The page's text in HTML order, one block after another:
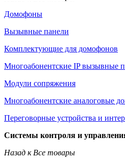
Домофоны
Вызывные панели
Комплектующие для домофонов
Многоабонентские IP вызывные
Модули сопряжения
Многоабонентские аналоговые
Переговорные устройства и
Системы контроля и
Назад к Все товары